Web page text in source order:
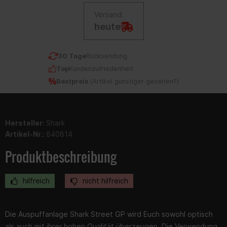
Versand:
heute
30 TageRücksendung
TopKundenzufriedenheit
Bestpreis ( Artikel günstiger gesehen? )
Hersteller: Shark
Artikel-Nr.: 840814
Produktbeschreibung
hilfreich nicht hilfreich
Die Auspuffanlage Shark Street GP wird Euch sowohl optisch